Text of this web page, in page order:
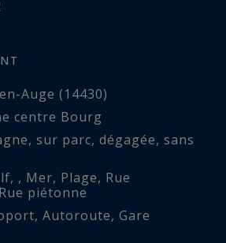
de plain pied ouvrant sur
d’une salle d’eau 4,02 m².
vaste zone palière, couloir de
penderie, toilettes séparés,
avec salle de bains
Auge (14430)
centre Bourg
, sur parc, dégagée, sans
, , Mer, Plage, Rue
Rue piétonne
, Autoroute, Gare